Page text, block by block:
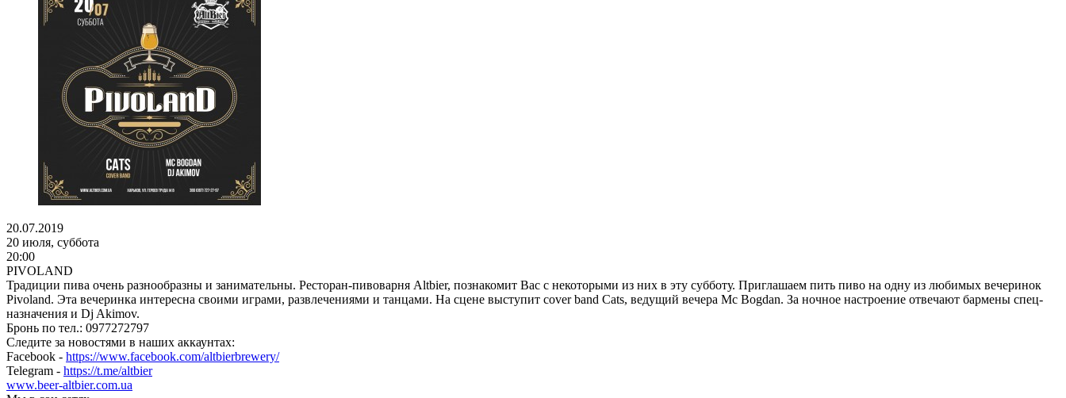
20.07.2019
20 июля, суббота
20:00
PIVOLAND
Традиции пива очень разнообразны и занимательны. Ресторан-пивоварня Altbier, познакомит Вас с некоторыми из них в эту субботу. Приглашаем пить пиво на одну из любимых вечеринок
Pivoland. Эта вечеринка интересна своими играми, развлечениями и танцами. На сцене выступит cover band Cats, ведущий вечера Mc Bogdan. За ночное настроение отвечают бармены спец-
назначения и Dj Akimov.
Бронь по тел.: 0977272797
Следите за новостями в наших аккаунтах:
Facebook - https://www.facebook.com/altbierbrewery/
Telegram - https://t.me/altbier
www.beer-altbier.com.ua